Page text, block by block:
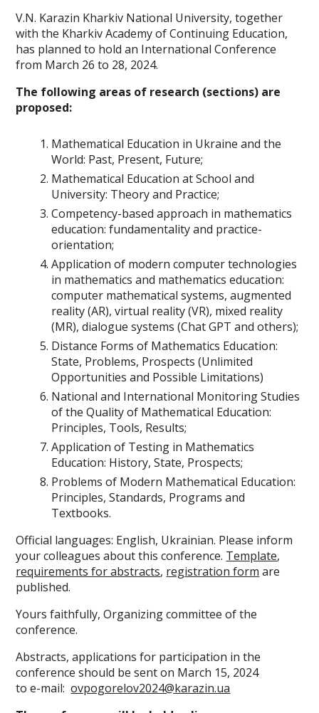
V.N. Karazin Kharkiv National University, together
with the Kharkiv Academy of Continuing Education,
has planned to hold an International Conference
from March 26 to 28, 2024.
The following areas of research (sections) are
proposed:
Mathematical Education in Ukraine and the
World: Past, Present, Future;
Mathematical Education at School and
University: Theory and Practice;
Competency-based approach in mathematics
education: fundamentality and practice-
orientation;
Application of modern computer technologies
in mathematics and mathematics education:
computer mathematical systems, augmented
reality (AR), virtual reality (VR), mixed reality
(MR), dialogue systems (Chat GPT and others);
Distance Forms of Mathematics Education:
State, Problems, Prospects (Unlimited
Opportunities and Possible Limitations)
National and International Monitoring Studies
of the Quality of Mathematical Education:
Principles, Tools, Results;
Application of Testing in Mathematics
Education: History, State, Prospects;
Problems of Modern Mathematical Education:
Principles, Standards, Programs and
Textbooks.
Official languages: English, Ukrainian. Please inform
your colleagues about this conference. Template,
requirements for abstracts, registration form are
published.
Yours faithfully, Organizing committee of the
conference.
Abstracts, applications for participation in the
conference should be sent on March 15, 2024
to e-mail:ovpogorelov2024@karazin.ua